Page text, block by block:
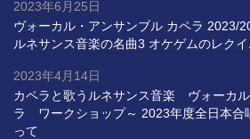
ヴォーカル・アンサンブル カペラ 2023/
ルネサンス音楽の名曲3 オケゲムのレク
2023年6月25日
カペラと歌うルネサンス音楽 ヴォーカ
ラ ワークショップ～ 2023年度全日本合
って
2023年4月14日